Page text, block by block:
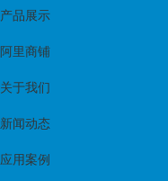
产品展示
阿里商铺
关于我们
新闻动态
应用案例